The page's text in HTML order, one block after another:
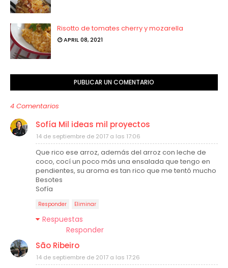
Risotto de tomates cherry y mozarella
APRIL 08, 2021
PUBLICAR UN COMENTARIO
4 Comentarios
Sofía Mil ideas mil proyectos
14 de septiembre de 2017 a las 17:06
Que rico ese arroz, además del arroz con leche de
coco, cocí un poco más una ensalada que tengo en
pendientes, su aroma es tan rico que me tentó mucho
Besotes
Sofía
Responder Eliminar
Respuestas
Responder
São Ribeiro
14 de septiembre de 2017 a las 17:26